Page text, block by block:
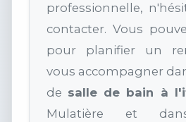
professionnelle,
contacter. Vous
pour planifier un
vous accompagner
de salle de bain à
Mulatière et